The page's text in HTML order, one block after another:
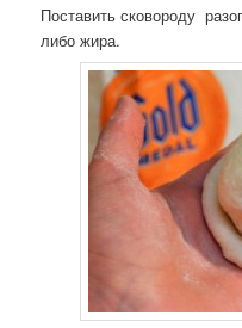
Поставить сковороду
либо жира.